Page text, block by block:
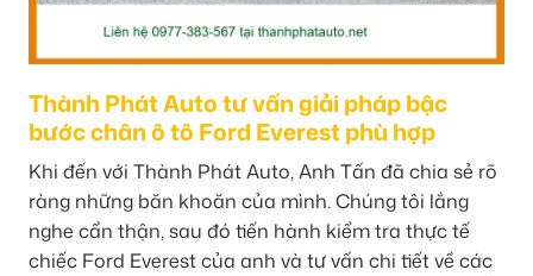
Thành Phát Auto tư vấn giải pháp bậc
bước chân ô tô Ford Everest phù hợp
Khi đến với Thành Phát Auto, Anh Tấn đã chia sẻ rõ
ràng những băn khoăn của mình. Chúng tôi lắng
nghe cẩn thận, sau đó tiến hành kiểm tra thực tế
chiếc Ford Everest của anh và tư vấn chi tiết về các